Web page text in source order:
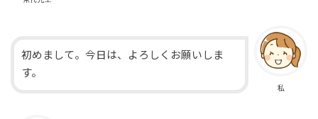
私
初めまして。今日は、よろしくお願いしま
す。